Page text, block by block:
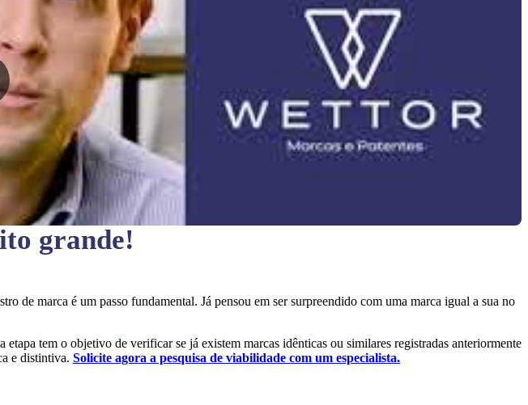
grande!
de marca é um passo fundamental. Já pensou em ser surpreendido com uma marca igual a sua no
etapa tem o objetivo de verificar se já existem marcas idênticas ou similares registradas anteriormente
e distintiva. Solicite agora a pesquisa de viabilidade com um especialista.